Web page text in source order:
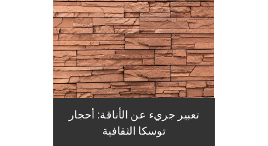
تعبير جريء عن الأناقة: أحجار
توسكا الثقافية